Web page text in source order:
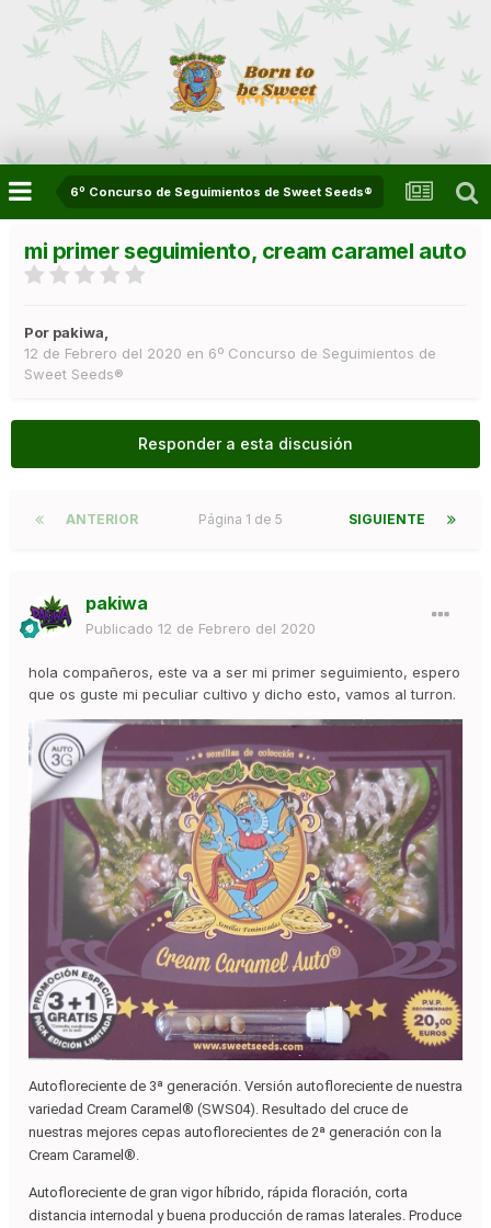
6º Concurso de Seguimientos de Sweet Seeds®
mi primer seguimiento, cream caramel auto
Por pakiwa,
12 de Febrero del 2020 en 6º Concurso de Seguimientos de
Sweet Seeds®
Responder a esta discusión
ANTERIOR SIGUIENTE
Página 1 de 5
pakiwa
Publicado 12 de Febrero del 2020
hola compañeros, este va a ser mi primer seguimiento, espero
que os guste mi peculiar cultivo y dicho esto, vamos al turron.
Autofloreciente de 3ª generación. Versión autofloreciente de nuestra
variedad Cream Caramel® (SWS04). Resultado del cruce de
nuestras mejores cepas autoflorecientes de 2ª generación con la
Cream Caramel®.
Autofloreciente de gran vigor híbrido, rápida floración, corta
distancia internodal y buena producción de ramas laterales. Produce